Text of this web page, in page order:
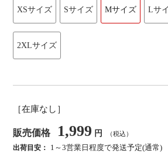
XSサイズ Sサイズ Mサイズ Lサ
2XLサイズ
［在庫なし］
販売価格 1,999 円 （税込）
出荷目安：
1～3営業日程度で発送予定(通常)